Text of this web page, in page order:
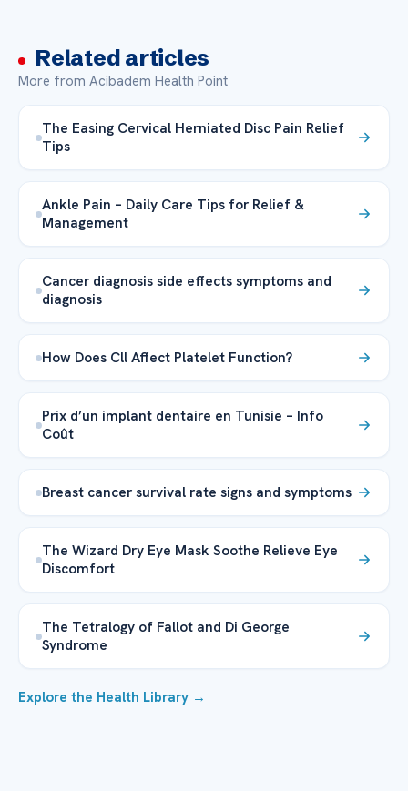
Related articles
More from Acibadem Health Point
The Easing Cervical Herniated Disc Pain Relief
Tips
Ankle Pain – Daily Care Tips for Relief &
Management
Cancer diagnosis side effects symptoms and
diagnosis
How Does Cll Affect Platelet Function?
Prix d’un implant dentaire en Tunisie – Info
Coût
Breast cancer survival rate signs and symptoms
The Wizard Dry Eye Mask Soothe Relieve Eye
Discomfort
The Tetralogy of Fallot and Di George
Syndrome
Explore the Health Library →